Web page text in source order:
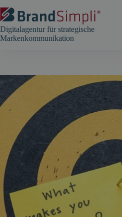
Inhalt
springen
Digitalagentur für strategische
Markenkommunikation